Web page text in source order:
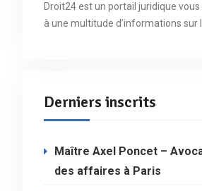
Droit24 est un portail juridique
à une multitude d’informations sur
Derniers inscrits
Maître Axel Poncet –
des affaires à Paris